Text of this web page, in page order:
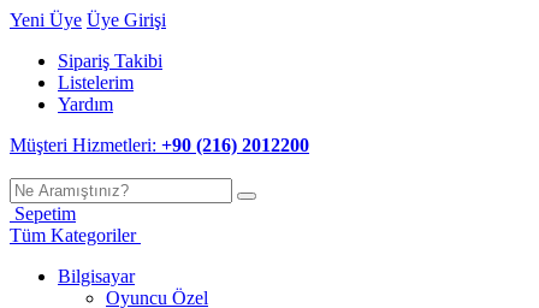
Yeni Üye Üye Girişi
Sipariş Takibi
Listelerim
Yardım
Müşteri Hizmetleri: +90 (216) 2012200
Sepetim
Tüm Kategoriler
Bilgisayar
Oyuncu Özel